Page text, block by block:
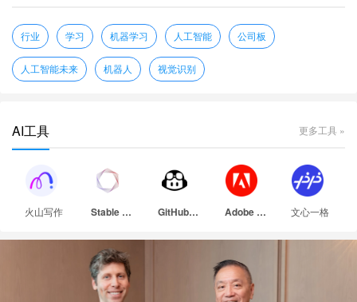
行业 学习 机器学习 人工智能 公司板
人工智能未来 机器人 视觉识别
AI工具 更多工具 »
火山写作 Stable Diffusion GitHub Copilot Adobe Firefly 文心一格